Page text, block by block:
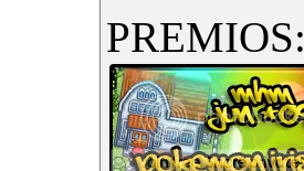
PREMIOS: